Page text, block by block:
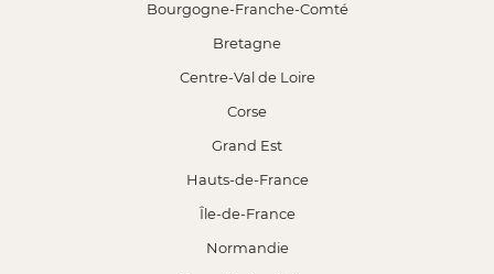
Bourgogne-Franche-Comté
Bretagne
Centre-Val de Loire
Corse
Grand Est
Hauts-de-France
Île-de-France
Normandie